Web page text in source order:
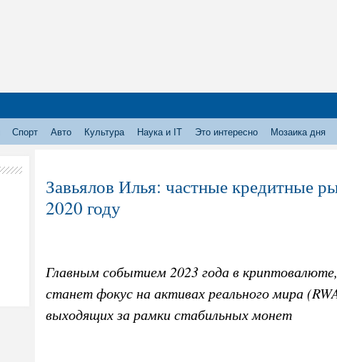
Спорт Авто Культура Наука и IT Это интересно Мозаика дня
Завьялов Илья: частные кредитные
2020 году
Главным событием 2023 года в
станет фокус на активах реального мира
выходящих за рамки стабильных монет